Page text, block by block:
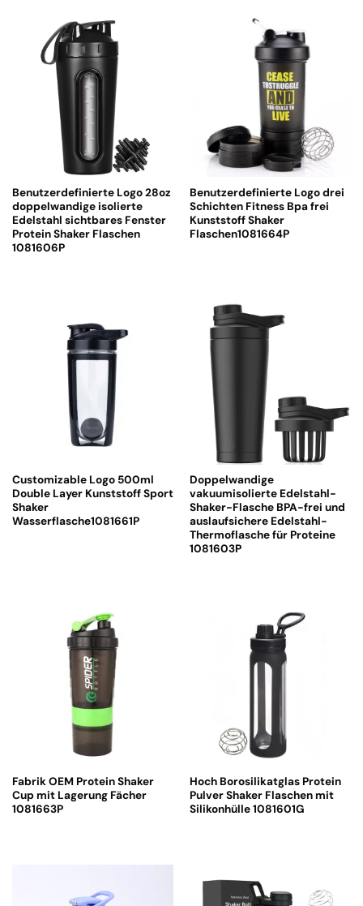
Benutzerdefinierte Logo 28oz
doppelwandige isolierte
Edelstahl sichtbares Fenster
Protein Shaker Flaschen
1081606P
Benutzerdefinierte Logo drei
Schichten Fitness Bpa frei
Kunststoff Shaker
Flaschen1081664P
Customizable Logo 500ml
Double Layer Kunststoff Sport
Shaker
Wasserflasche1081661P
Doppelwandige
vakuumisolierte Edelstahl-
Shaker-Flasche BPA-frei und
auslaufsichere Edelstahl-
Thermoflasche für Proteine
1081603P
Fabrik OEM Protein Shaker
Cup mit Lagerung Fächer
1081663P
Hoch Borosilikatglas Protein
Pulver Shaker Flaschen mit
Silikonhülle 1081601G